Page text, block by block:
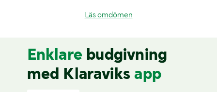
Läs omdömen
Enklare budgivning
med Klaraviks app